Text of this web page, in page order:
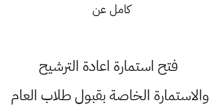
كامل عن
فتح استمارة اعادة الترشيح
والاستمارة الخاصة بقبول طلاب العام